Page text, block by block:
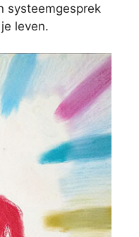
systeemgesprek
leven.